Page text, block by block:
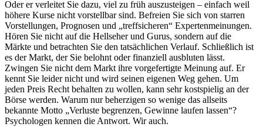
Oder er verleitet Sie dazu, viel zu früh auszusteigen – einfach weil
höhere Kurse nicht vorstellbar sind. Befreien Sie sich von starren
Vorstellungen, Prognosen und „treffsicheren“ Expertenmeinungen.
Hören Sie nicht auf die Hellseher und Gurus, sondern auf die
Märkte und betrachten Sie den tatsächlichen Verlauf. Schließlich ist
es der Markt, der Sie belohnt oder finanziell ausbluten lässt.
Zwingen Sie nicht dem Markt ihre vorgefertigte Meinung auf. Er
kennt Sie leider nicht und wird seinen eigenen Weg gehen. Um
jeden Preis Recht behalten zu wollen, kann sehr kostspielig an der
Börse werden. Warum nur beherzigen so wenige das allseits
bekannte Motto „Verluste begrenzen, Gewinne laufen lassen“?
Psychologen kennen die Antwort. Wir auch.